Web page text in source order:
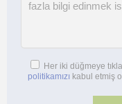
Her iki düğmeye
politikamızı kabul etmiş